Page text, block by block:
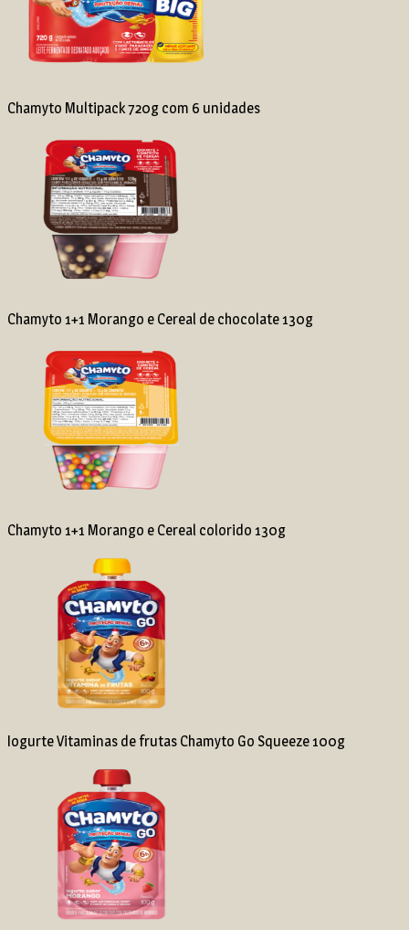
Chamyto Multipack 720g com 6 unidades
Chamyto 1+1 Morango e Cereal de chocolate 130g
Chamyto 1+1 Morango e Cereal colorido 130g
Iogurte Vitaminas de frutas Chamyto Go Squeeze 100g